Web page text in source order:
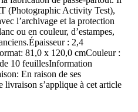
(Photographic Activity Test),
l’archivage et la protection
ou en couleur, d’estampes,
: 2,4
81,0 x 120,0 cmCouleur :
10 feuillesInformation
En raison de ses
livraison s’applique à cet article